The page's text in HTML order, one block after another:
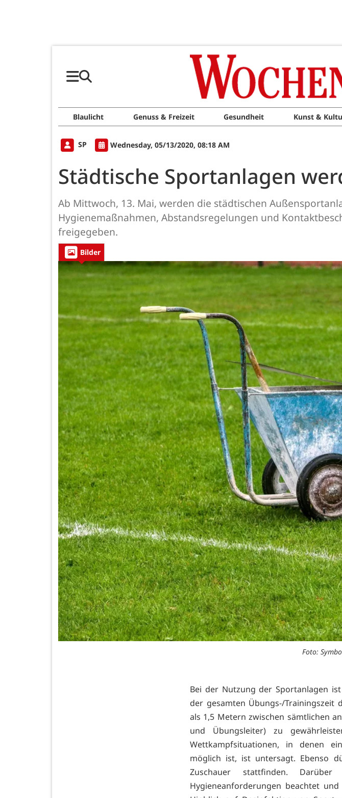
Blaulicht Genuss & Freizeit Gesundheit Kunst &
SP Wednesday, 05/13/2020, 08:18 AM
Städtische Sportanlagen
Ab Mittwoch, 13. Mai, werden die städtischen
Hygienemaßnahmen, Abstandsregelungen und
freigegeben.
Bilder
Foto:
Bei der Nutzung der Sportanlagen
der gesamten Übungs-/Trainingszeit
als 1,5 Metern zwischen sämtlichen
und Übungsleiter) zu
Wettkampfsituationen, in denen
möglich ist, ist untersagt. Ebenso
Zuschauer stattfinden.
Hygieneanforderungen beachtet